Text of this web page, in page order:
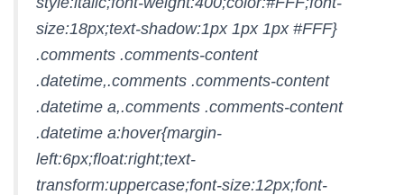
size:18px;text-shadow:1px 1px 1px #FFF}
.comments .comments-content
.datetime,.comments .comments-content
.datetime a,.comments .comments-content
.datetime a:hover{margin-
left:6px;float:right;text-
transform:uppercase;font-size:12px;font-